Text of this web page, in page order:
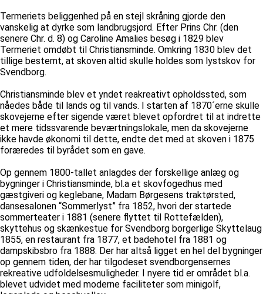
Termeriets beliggenhed på en stejl skråning gjorde den
vanskelig at dyrke som landbrugsjord. Efter Prins Chr. (den
senere Chr. d. 8) og Caroline Amalies besøg i 1829 blev
Termeriet omdøbt til Christiansminde. Omkring 1830 blev det
tillige bestemt, at skoven altid skulle holdes som lystskov for
Svendborg.
Christiansminde blev et yndet reakreativt opholdssted, som
nåedes både til lands og til vands. I starten af 1870´erne skulle
skovejerne efter sigende været blevet opfordret til at indrette
et mere tidssvarende beværtningslokale, men da skovejerne
ikke havde økonomi til dette, endte det med at skoven i 1875
foræredes til byrådet som en gave.
Op gennem 1800-tallet anlagdes der forskellige anlæg og
bygninger i Christiansminde, bl.a et skovfogedhus med
gæstgiveri og keglebane, Madam Børgesens traktørsted,
dansesalonen “Sommerlyst” fra 1852, hvori der startede
sommerteater i 1881 (senere flyttet til Rottefælden),
skyttehus og skænkestue for Svendborg borgerlige Skyttelaug
1855, en restaurant fra 1877, et badehotel fra 1881 og
dampskibsbro fra 1888. Der har altså ligget en hel del bygninger
op gennem tiden, der har tilgodeset svendborgensernes
rekreative udfoldelsesmuligheder. I nyere tid er området bl.a.
blevet udvidet med moderne faciliteter som minigolf,